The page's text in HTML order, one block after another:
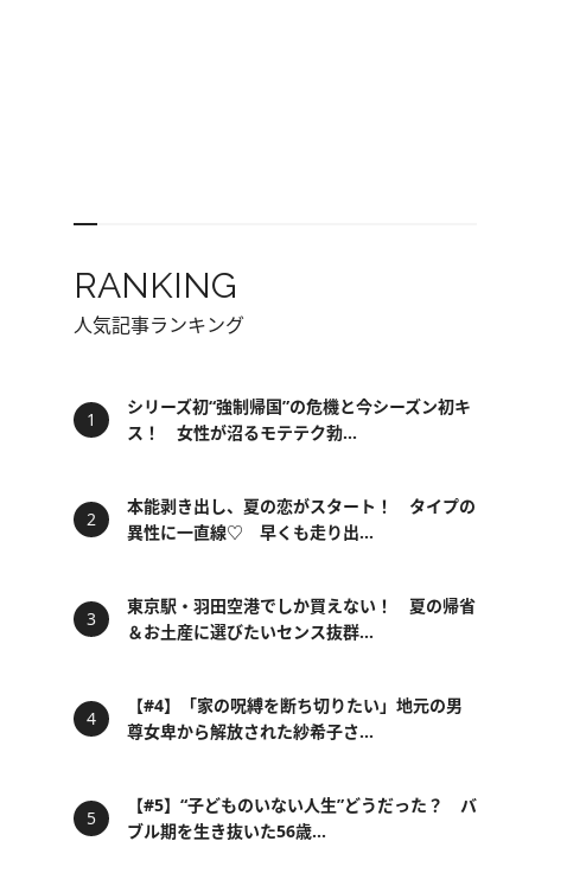
RANKING
人気記事ランキング
シリーズ初“強制帰国”の危機と今シーズン初キ
ス！ 女性が沼るモテテク勃...
本能剥き出し、夏の恋がスタート！ タイプの
異性に一直線♡ 早くも走り出...
東京駅・羽田空港でしか買えない！ 夏の帰省
＆お土産に選びたいセンス抜群...
【#4】「家の呪縛を断ち切りたい」地元の男
尊女卑から解放された紗希子さ...
【#5】“子どものいない人生”どうだった？ バ
ブル期を生き抜いた56歳...